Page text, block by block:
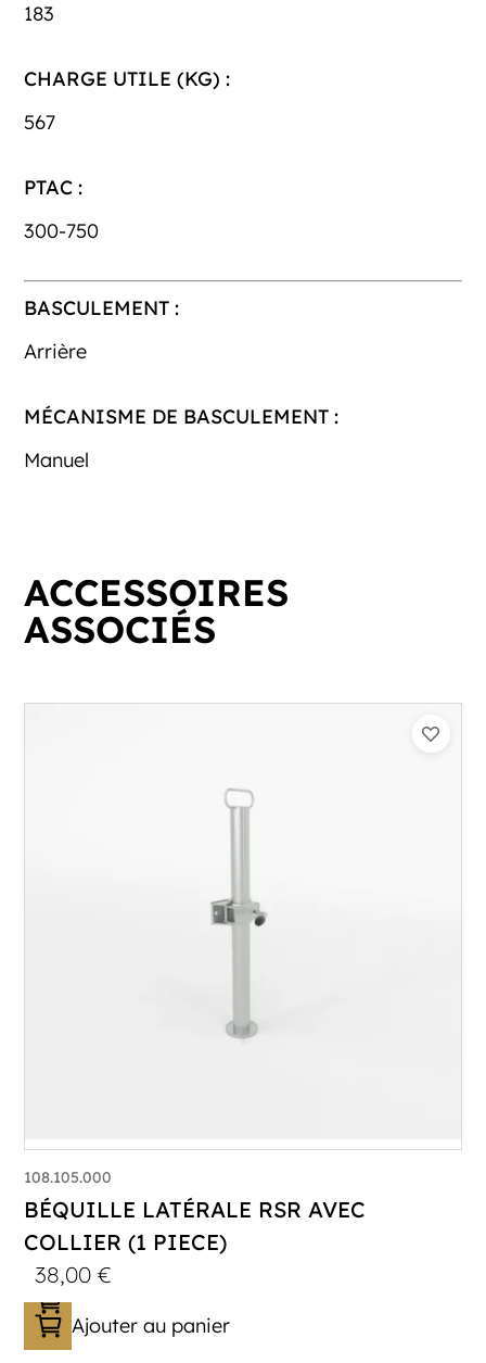
183
CHARGE UTILE (KG) :
567
PTAC :
300-750
BASCULEMENT :
Arrière
MÉCANISME DE BASCULEMENT :
Manuel
ACCESSOIRES
ASSOCIÉS
108.105.000
BÉQUILLE LATÉRALE RSR AVEC
COLLIER (1 PIECE)
38,00€
Ajouter au panier